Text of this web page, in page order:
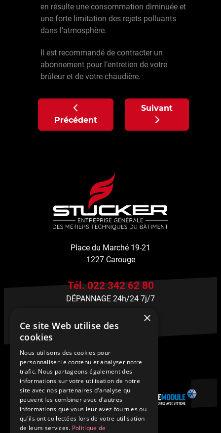
en résulte une consommation diminuée et
une forte limitation des rejets polluants
dans l’atmosphère.
Il est recommandé de contracter un
abonnement pour l’entretien de votre
brûleur et de votre chaudière.
Article précédent : Service :
Précédent
Article suivant :
Suivant
Place du Marché 19-21
1227 Carouge
Tél. 022 342 62 80
DÉPANNAGE 24h/24 7j/7
stucker@stucker-sa.ch
×
Ce site Web utilise des
cookies
Nous utilisons des cookies pour
personnaliser le contenu et analyser notre
trafic. Nous partageons également des
informations sur votre utilisation de notre
site avec nos partenaires d'analyse qui
peuvent les combiner avec d'autres
informations que vous leur avez fournies ou
qu'ils ont collectées lors de votre utilisation
de leurs services. Politique de